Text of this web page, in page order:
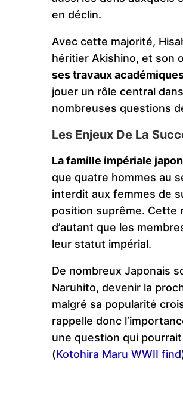
en déclin.
Avec cette majorité,
héritier Akishino, et son
ses travaux
jouer un rôle central
nombreuses questions
Les Enjeux De La
La famille impériale
que quatre hommes au
interdit aux femmes de
position suprême. Cette
d’autant que les
leur statut impérial.
De nombreux Japonais
Naruhito, devenir la
malgré sa popularité
rappelle donc
une question qui
(Kotohira Maru WWII find